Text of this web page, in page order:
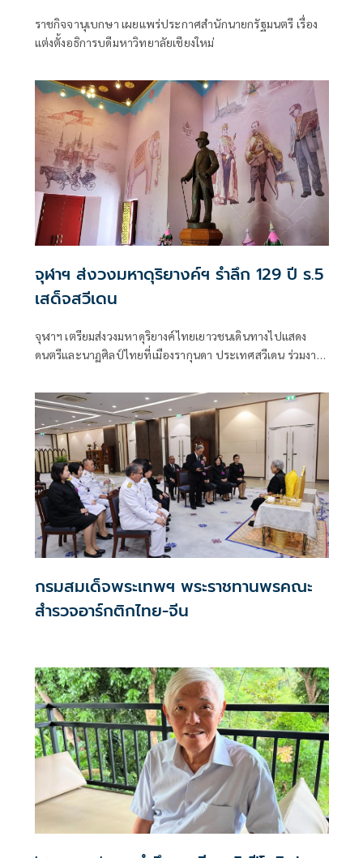
ราชกิจจานุเบกษา เผยแพร่ประกาศสำนักนายกรัฐมนตรี เรื่อง
แต่งตั้งอธิการบดีมหาวิทยาลัยเชียงใหม่
จุฬาฯ ส่งวงมหาดุริยางค์ฯ รำลึก 129 ปี ร.5
เสด็จสวีเดน
จุฬาฯ เตรียมส่งวงมหาดุริยางค์ไทยเยาวชนเดินทางไปแสดง
ดนตรีและนาฏศิลป์ไทยที่เมืองรากุนดา ประเทศสวีเดน ร่วมงาน
กรมสมเด็จพระเทพฯ พระราชทานพรคณะ
สำรวจอาร์กติกไทย-จีน